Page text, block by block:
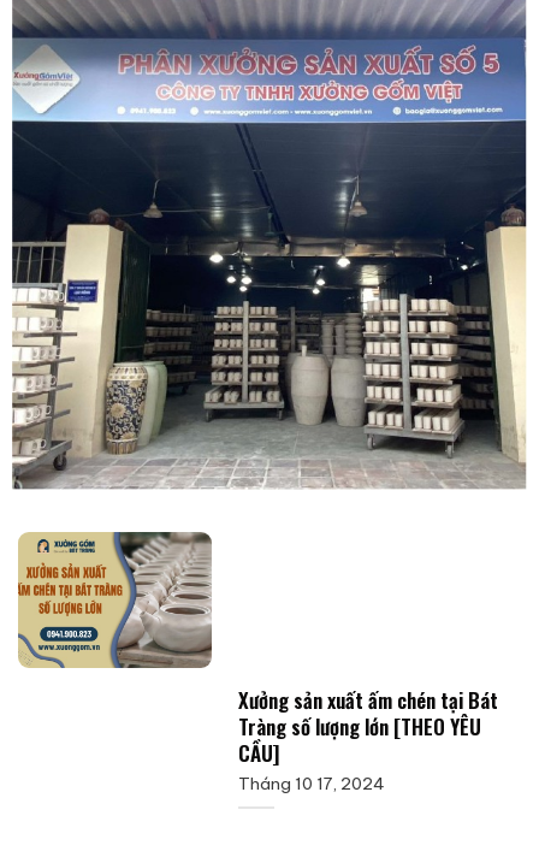
Xưởng sản xuất ấm chén tại Bát
Tràng số lượng lớn [THEO YÊU
CẦU]
Tháng 10 17, 2024